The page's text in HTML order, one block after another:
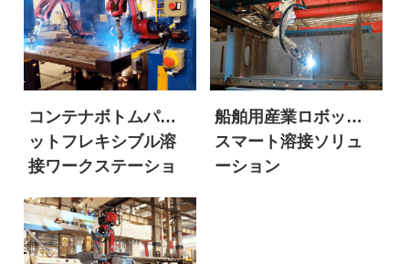
コンテナボトムパレ
ットフレキシブル溶
接ワークステーショ
船舶用産業ロボット
スマート溶接ソリュ
ーション